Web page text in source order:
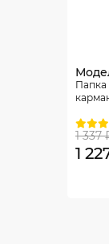
Папка
1 337
1